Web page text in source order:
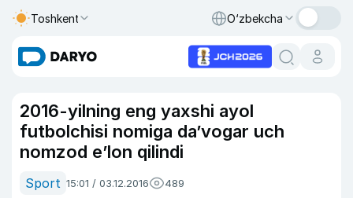
Toshkent O‘zbekcha
2016-yilning eng yaxshi ayol
futbolchisi nomiga da’vogar uch
nomzod e’lon qilindi
Sport 15:01 / 03.12.2016 489